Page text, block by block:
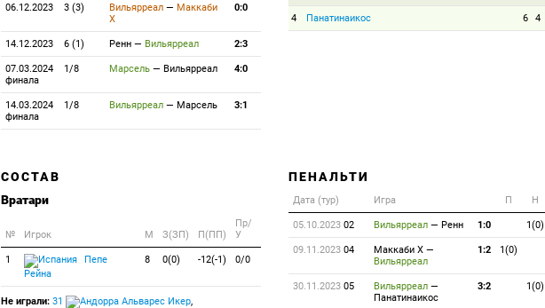
06.12.2023 3 (3) Вильярреал — Маккаби
Х
0:0
14.12.2023 6 (1) Ренн — Вильярреал 2:3
07.03.2024
1/8
финала
Марсель — Вильярреал 4:0
14.03.2024
1/8
финала
Вильярреал — Марсель 3:1
4 Панатинаикос 6 4
СОСТАВ
Вратари
№ Игрок M З(ЗП) П(ПП)
Пр/
У
1
Пепе
Рейна
8 0(0) -12(-1) 0/0
Не играли: 31 Альварес Икер,
ПЕНАЛЬТИ
Дата (тур) Игра П Н
05.10.202302 Вильярреал — Ренн 1:0 1(0)
09.11.202304 Маккаби Х —
Вильярреал
1:2 1(0)
30.11.202305 Вильярреал —
Панатинаикос
3:2 1(0)